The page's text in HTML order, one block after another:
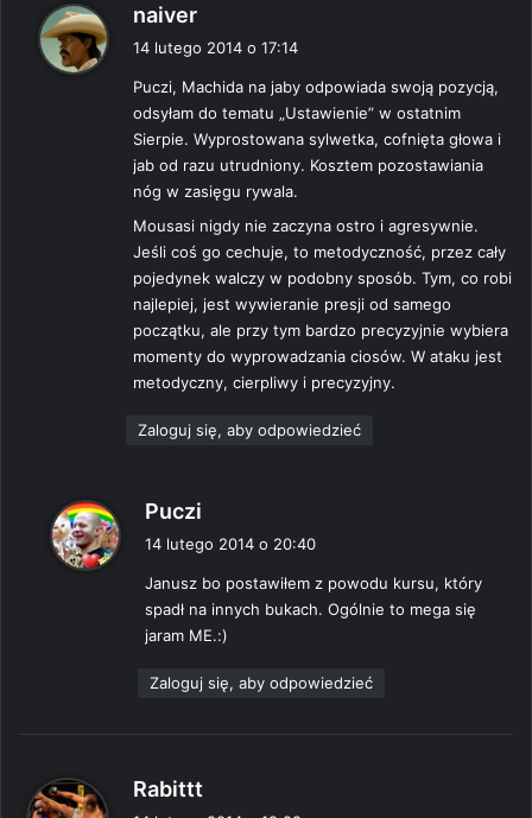
naiver
z
e
:
14 lutego 2014 o 17:14
Puczi, Machida na jaby odpowiada swoją pozycją,
odsyłam do tematu „Ustawienie” w ostatnim
Sierpie. Wyprostowana sylwetka, cofnięta głowa i
jab od razu utrudniony. Kosztem pozostawiania
nóg w zasięgu rywala.
Mousasi nigdy nie zaczyna ostro i agresywnie.
Jeśli coś go cechuje, to metodyczność, przez cały
pojedynek walczy w podobny sposób. Tym, co robi
najlepiej, jest wywieranie presji od samego
początku, ale przy tym bardzo precyzyjnie wybiera
momenty do wyprowadzania ciosów. W ataku jest
metodyczny, cierpliwy i precyzyjny.
Zaloguj się, aby odpowiedzieć
Puczi
z
e
:
14 lutego 2014 o 20:40
Janusz bo postawiłem z powodu kursu, który
spadł na innych bukach. Ogólnie to mega się
jaram ME.:)
Zaloguj się, aby odpowiedzieć
Rabittt